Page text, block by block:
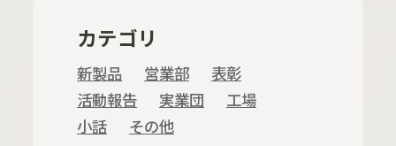
カテゴリ
新製品 営業部
表彰
活動報告
実業団
工場
小話
その他